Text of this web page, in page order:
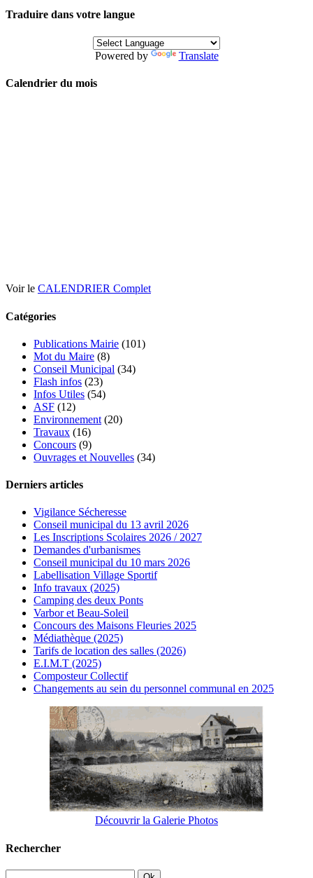
Traduire dans votre langue
Powered by Translate
Calendrier du mois
Voir le CALENDRIER Complet
Catégories
Publications Mairie (101)
Mot du Maire (8)
Conseil Municipal (34)
Flash infos (23)
Infos Utiles (54)
ASF (12)
Environnement (20)
Travaux (16)
Concours (9)
Ouvrages et Nouvelles (34)
Derniers articles
Vigilance Sécheresse
Conseil municipal du 13 avril 2026
Les Inscriptions Scolaires 2026 / 2027
Demandes d'urbanismes
Conseil municipal du 10 mars 2026
Labellisation Village Sportif
Info travaux (2025)
Camping des deux Ponts
Varbor et Beau-Soleil
Concours des Maisons Fleuries 2025
Médiathèque (2025)
Tarifs de location des salles (2026)
E.I.M.T (2025)
Composteur Collectif
Changements au sein du personnel communal en 2025
Découvrir la Galerie Photos
Rechercher